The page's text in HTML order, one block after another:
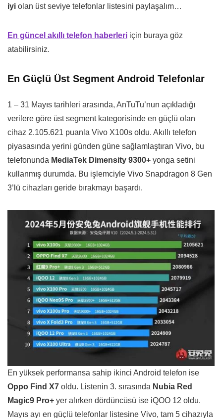
iyi olan üst seviye telefonlar listesini paylaşalım…
En güncel akıllı telefon haberleri için buraya göz
atabilirsiniz.
En Güçlü Üst Segment Android Telefonlar
1 – 31 Mayıs tarihleri arasında, AnTuTu’nun açıkladığı
verilere göre üst segment kategorisinde en güçlü olan
cihaz 2.105.621 puanla Vivo X100s oldu. Akıllı telefon
piyasasında yerini günden güne sağlamlaştıran Vivo, bu
telefonunda MediaTek Dimensity 9300+ yonga setini
kullanmış durumda. Bu işlemciyle Vivo Snapdragon 8 Gen
3’lü cihazları geride bırakmayı başardı.
En yüksek performansa sahip ikinci Android telefon ise
Oppo Find X7 oldu. Listenin 3. sırasında Nubia Red
Magic9 Pro+ yer alırken dördüncüsü ise iQOO 12 oldu.
Mayıs ayı en güçlü telefonlar listesine Vivo, tam 5 cihazıyla